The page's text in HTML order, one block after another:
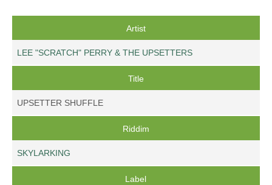
Artist
LEE "SCRATCH" PERRY & THE UPSETTERS
Title
UPSETTER SHUFFLE
Riddim
SKYLARKING
Label